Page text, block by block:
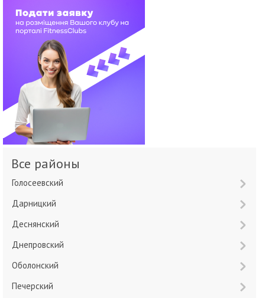
Все районы
Голосеевский
Дарницкий
Деснянский
Днепровский
Оболонский
Печерский